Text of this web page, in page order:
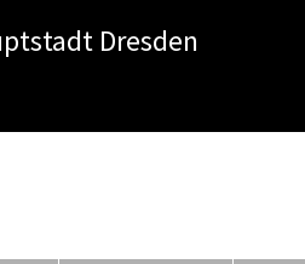
Dresden